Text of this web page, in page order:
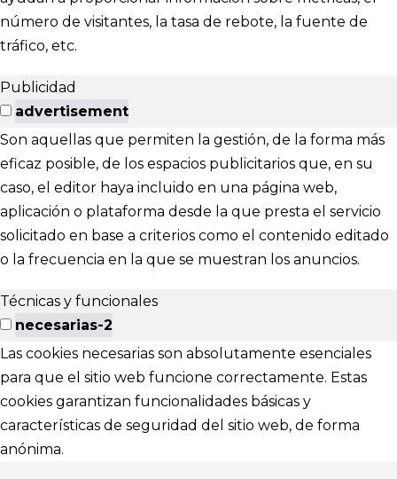
número de visitantes, la tasa de rebote, la fuente de
tráfico, etc.
Publicidad
advertisement
Son aquellas que permiten la gestión, de la forma más
eficaz posible, de los espacios publicitarios que, en su
caso, el editor haya incluido en una página web,
aplicación o plataforma desde la que presta el servicio
solicitado en base a criterios como el contenido editado
o la frecuencia en la que se muestran los anuncios.
Técnicas y funcionales
necesarias-2
Las cookies necesarias son absolutamente esenciales
para que el sitio web funcione correctamente. Estas
cookies garantizan funcionalidades básicas y
características de seguridad del sitio web, de forma
anónima.